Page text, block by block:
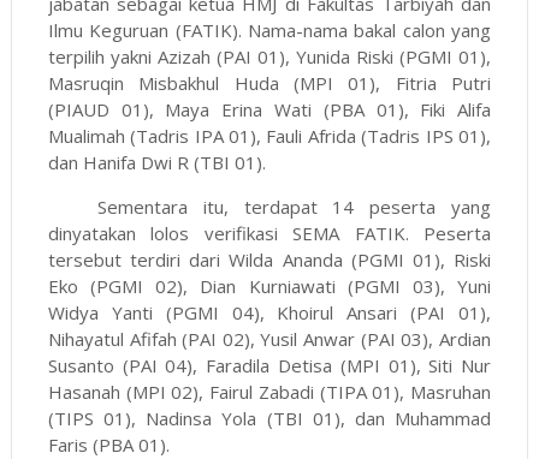
Ilmu Keguruan (FATIK). Nama-nama bakal calon yang
terpilih yakni Azizah (PAI 01), Yunida Riski (PGMI 01),
Masruqin Misbakhul Huda (MPI 01), Fitria Putri
(PIAUD 01), Maya Erina Wati (PBA 01), Fiki Alifa
Mualimah (Tadris IPA 01), Fauli Afrida (Tadris IPS 01),
dan Hanifa Dwi R (TBI 01).
Sementara itu, terdapat 14 peserta yang
dinyatakan lolos verifikasi SEMA FATIK. Peserta
tersebut terdiri dari Wilda Ananda (PGMI 01), Riski
Eko (PGMI 02), Dian Kurniawati (PGMI 03), Yuni
Widya Yanti (PGMI 04), Khoirul Ansari (PAI 01),
Nihayatul Afifah (PAI 02), Yusil Anwar (PAI 03), Ardian
Susanto (PAI 04), Faradila Detisa (MPI 01), Siti Nur
Hasanah (MPI 02), Fairul Zabadi (TIPA 01), Masruhan
(TIPS 01), Nadinsa Yola (TBI 01), dan Muhammad
Faris (PBA 01).